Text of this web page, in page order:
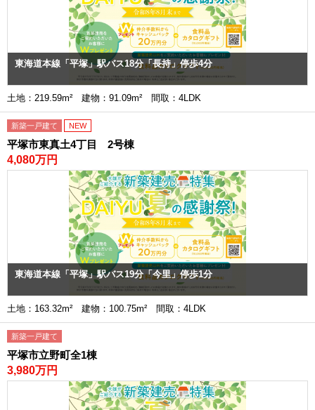
東海道本線「平塚」駅バス18分「長持」停歩4分
土地：219.59m² 建物：91.09m² 間取：4LDK
新築一戸建て NEW
平塚市東真土4丁目 2号棟
4,080万円
東海道本線「平塚」駅バス19分「今里」停歩1分
土地：163.32m² 建物：100.75m² 間取：4LDK
新築一戸建て
平塚市立野町全1棟
3,980万円